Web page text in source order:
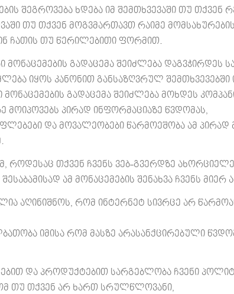
შეგროვება ხდება იმ შემთხვევაში თუ
თუ თქვენ მოგვმართავთ რაიმე
ჩათის თუ წერილებითი ფორმით.
მონაცემების გადაცემა შეიძლება
იყოს კანონით განსაზღვრულ
გადაცემა შეიძლება მოხდეს
მოიპოვებს პირად ინფორმაციაზე წვდომას,
და მოვალეობები წარმოეშობა ამ
როდესაც თქვენ ჩვენს ვებ-გვერდზე
ამ მონაცემების შენახვა ჩვენს მიერ
აღინიშნოს, რომ ინტერნეტ სივრცე არ
იმისა რომ მასზე არასანქცირებული
და პროდუქტებით სარგებლობა ჩვენი
თუ თქვენ არ ხართ სრულწლოვანი,